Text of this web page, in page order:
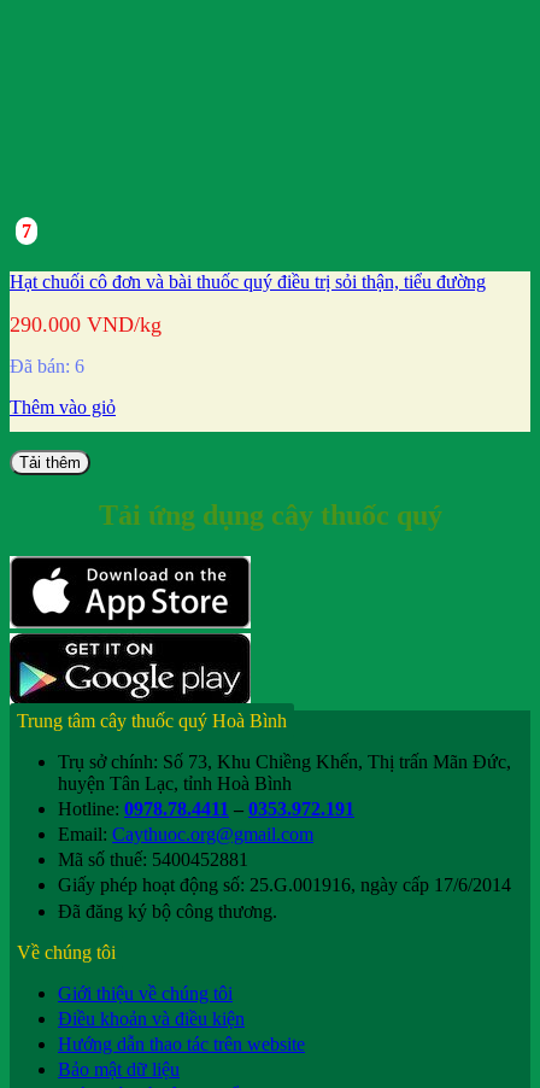
7
Hạt chuối cô đơn và bài thuốc quý điều trị sỏi thận, tiểu đường
290.000 VND/kg
Đã bán: 6
Thêm vào giỏ
Tải thêm
Tải ứng dụng cây thuốc quý
Trung tâm cây thuốc quý Hoà Bình
Trụ sở chính: Số 73, Khu Chiềng Khến, Thị trấn Mãn Đức,
huyện Tân Lạc, tỉnh Hoà Bình
Hotline: 0978.78.4411 – 0353.972.191
Email: Caythuoc.org@gmail.com
Mã số thuế: 5400452881
Giấy phép hoạt động số: 25.G.001916, ngày cấp 17/6/2014
Đã đăng ký bộ công thương.
Về chúng tôi
Giới thiệu về chúng tôi
Điều khoản và điều kiện
Hướng dẫn thao tác trên website
Bảo mật dữ liệu